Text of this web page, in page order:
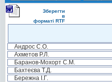
Зберегти
в
форматі RTF
Андрос С.О.
Ахметов Р.Л.
Баранов-Мохорт С.М.
Бахтеєва Т.Д.
Бережна І.Г.